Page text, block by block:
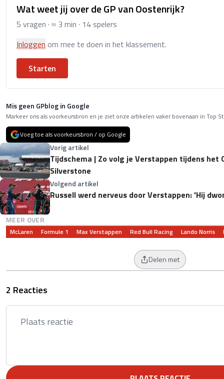
Wat weet jij over de GP van Oostenrijk?
5 vragen · ≈ 3 min · 14 spelers
Inloggen om mee te doen in het klassement.
Starten
Mis geen GPblog in Google
Markeer ons als voorkeursbron en je ziet onze artikelen vaker bovenaan in Top
Voeg toe als voorkeursbron / op Google
Vorig artikel
Tijdschema | Zo volg je Verstappen tijdens het
Silverstone
Volgend artikel
Russell werd nerveus door Verstappen: 'Hij
MEER OVER
McLaren Formule 1 Max Verstappen Red Bull Racing Lando Norris
Delen met
2 Reacties